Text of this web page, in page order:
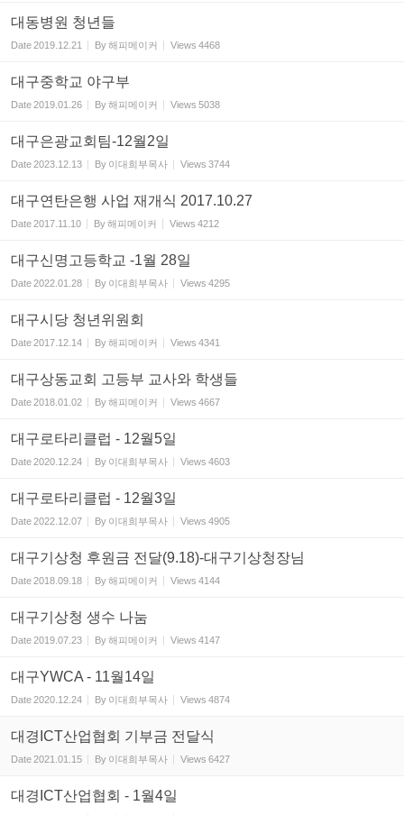
대동병원 청년들
Date2019.12.21 By해피메이커 Views 4468
대구중학교 야구부
Date2019.01.26 By해피메이커 Views 5038
대구은광교회팀-12월2일
Date2023.12.13 By 이대희부목사 Views 3744
대구연탄은행 사업 재개식 2017.10.27
Date2017.11.10 By해피메이커 Views 4212
대구신명고등학교 -1월 28일
Date2022.01.28 By 이대희부목사 Views 4295
대구시당 청년위원회
Date2017.12.14 By해피메이커 Views 4341
대구상동교회 고등부 교사와 학생들
Date2018.01.02 By해피메이커 Views 4667
대구로타리클럽 - 12월5일
Date2020.12.24 By 이대희부목사 Views 4603
대구로타리클럽 - 12월3일
Date2022.12.07 By 이대희부목사 Views 4905
대구기상청 후원금 전달(9.18)-대구기상청장님
Date2018.09.18 By해피메이커 Views 4144
대구기상청 생수 나눔
Date2019.07.23 By해피메이커 Views 4147
대구YWCA - 11월14일
Date2020.12.24 By 이대희부목사 Views 4874
대경ICT산업협회 기부금 전달식
Date2021.01.15 By 이대희부목사 Views 6427
대경ICT산업협회 - 1월4일